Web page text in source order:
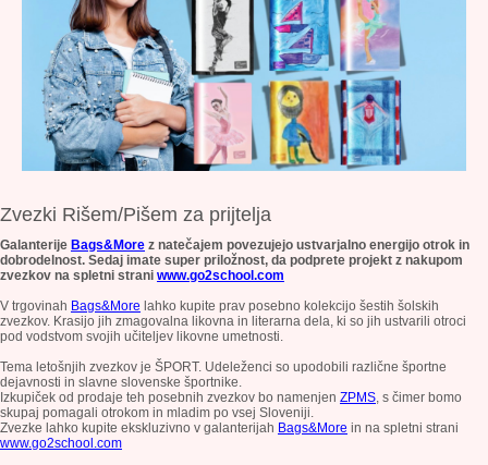
Zvezki Rišem/Pišem za prijtelja
Galanterije Bags&More z natečajem povezujejo ustvarjalno energijo otrok in
dobrodelnost. Sedaj imate super priložnost, da podprete projekt z nakupom
zvezkov na spletni strani www.go2school.com
V trgovinah Bags&More lahko kupite prav posebno kolekcijo šestih šolskih
zvezkov. Krasijo jih zmagovalna likovna in literarna dela, ki so jih ustvarili otroci
pod vodstvom svojih učiteljev likovne umetnosti.
Tema letošnjih zvezkov je ŠPORT. Udeleženci so upodobili različne športne
dejavnosti in slavne slovenske športnike.
Izkupiček od prodaje teh posebnih zvezkov bo namenjen ZPMS, s čimer bomo
skupaj pomagali otrokom in mladim po vsej Sloveniji.
Zvezke lahko kupite ekskluzivno v galanterijah Bags&More in na spletni strani
www.go2school.com